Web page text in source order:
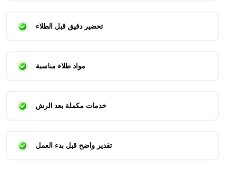
تحضير دقيق قبل الطلاء
مواد طلاء مناسبة
خدمات مكملة بعد الرش
تقدير واضح قبل بدء العمل